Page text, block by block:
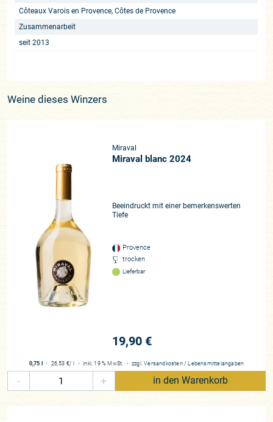
Côteaux Varois en Provence, Côtes de Provence
Zusammenarbeit
seit 2013
Weine dieses Winzers
Miraval
Miraval blanc 2024
Beeindruckt mit einer bemerkenswerten
Tiefe
Provence
trocken
Lieferbar
19,90 €
0,75 l ・ 26,53 €/ l ・inkl. 19 % MwSt. ・ zzgl.Versandkosten / Lebensmittelangaben
- + in den Warenkorb